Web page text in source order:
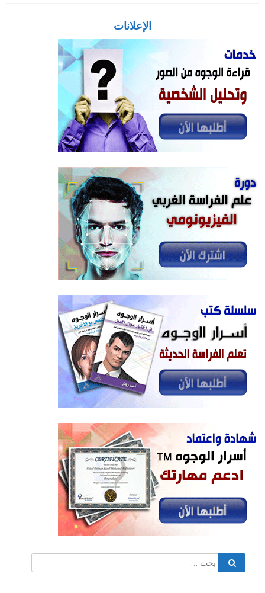
الإعلانات
بحث